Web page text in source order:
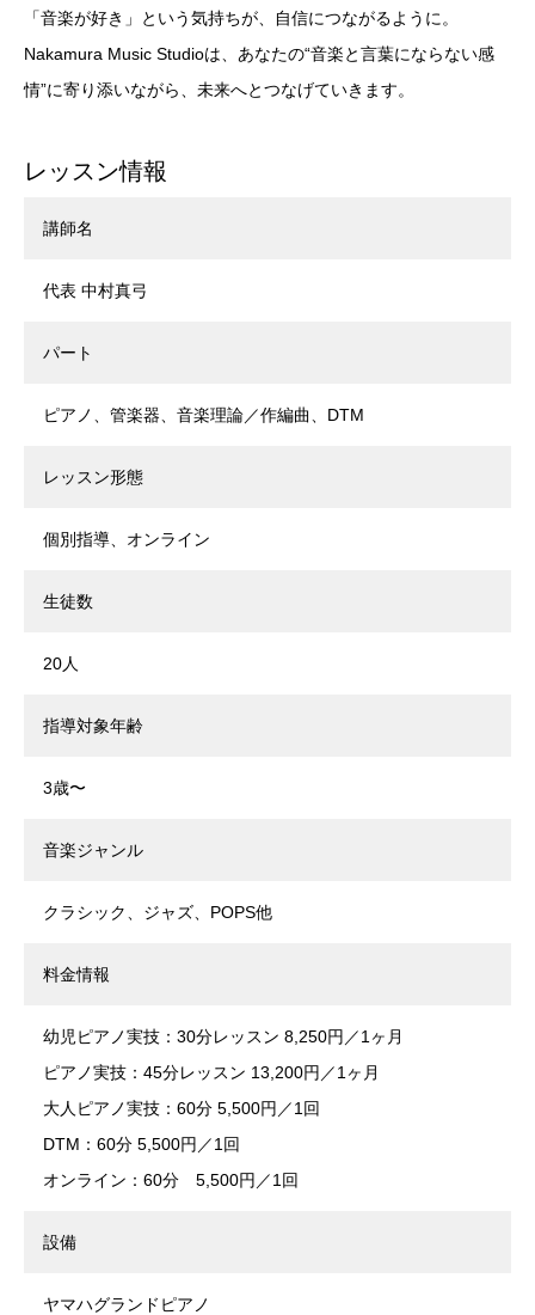
「音楽が好き」という気持ちが、自信につながるように。
Nakamura Music Studioは、あなたの“音楽と言葉にならない感
情”に寄り添いながら、未来へとつなげていきます。
レッスン情報
講師名
代表 中村真弓
パート
ピアノ、管楽器、音楽理論／作編曲、DTM
レッスン形態
個別指導、オンライン
生徒数
20人
指導対象年齢
3歳〜
音楽ジャンル
クラシック、ジャズ、POPS他
料金情報
幼児ピアノ実技：30分レッスン 8,250円／1ヶ月
ピアノ実技：45分レッスン 13,200円／1ヶ月
大人ピアノ実技：60分 5,500円／1回
DTM：60分 5,500円／1回
オンライン：60分 5,500円／1回
設備
ヤマハグランドピアノ